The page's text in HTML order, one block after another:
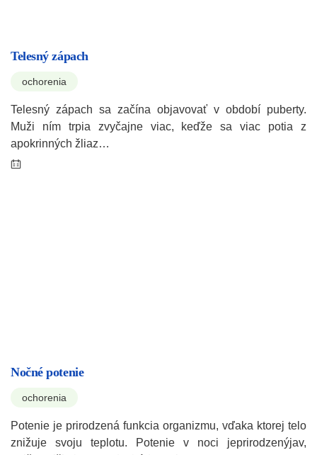
Telesný zápach
ochorenia
Telesný zápach sa začína objavovať v období puberty.
Muži ním trpia zvyčajne viac, keďže sa viac potia z
apokrinných žliaz…
Nočné potenie
ochorenia
Potenie je prirodzená funkcia organizmu, vďaka ktorej telo
znižuje svoju teplotu. Potenie v noci jeprirodzenýjav,